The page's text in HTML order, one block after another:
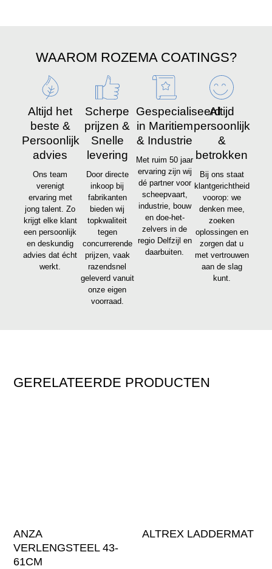
WAAROM ROZEMA COATINGS?
Altijd het
beste &
Persoonlijk
advies
Ons team
verenigt
ervaring met
jong talent. Zo
krijgt elke klant
een persoonlijk
en deskundig
advies dat écht
werkt.
Scherpe
prijzen &
Snelle
levering
Door directe
inkoop bij
fabrikanten
bieden wij
topkwaliteit
tegen
concurrerende
prijzen, vaak
razendsnel
geleverd vanuit
onze eigen
voorraad.
Gespecialiseerd
in Maritiem
& Industrie
Met ruim 50 jaar
ervaring zijn wij
dé partner voor
scheepvaart,
industrie, bouw
en doe-het-
zelvers in de
regio Delfzijl en
daarbuiten.
Altijd
persoonlijk
&
betrokken
Bij ons staat
klantgerichtheid
voorop: we
denken mee,
zoeken
oplossingen en
zorgen dat u
met vertrouwen
aan de slag
kunt.
GERELATEERDE PRODUCTEN
ANZA
VERLENGSTEEL 43-
61CM
ALTREX LADDERMAT